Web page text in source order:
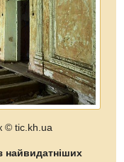
© tic.kh.ua
найвидатніших